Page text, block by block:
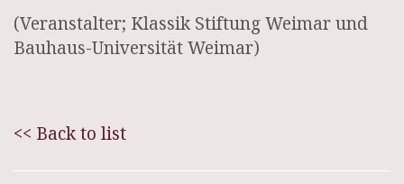
(Veranstalter; Klassik Stiftung Weimar und
Bauhaus-Universität Weimar)
<< Back to list